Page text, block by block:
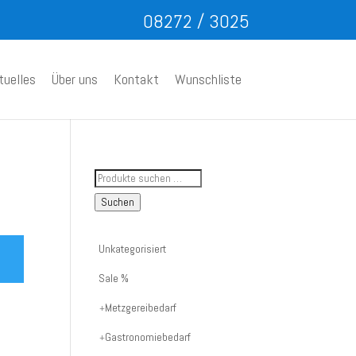
08272 / 3025
Über uns Kontakt Wunschliste
Suche
nach
oder
Produktname:
Suchen
Unkategorisiert
Sale %
Metzgereibedarf
Gastronomiebedarf